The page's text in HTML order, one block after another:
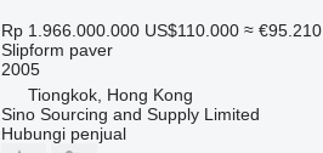
Rp 1.966.000.000 US$110.000 ≈ €95.210
Slipform paver
2005
Tiongkok, Hong Kong
Sino Sourcing and Supply Limited
Hubungi penjual